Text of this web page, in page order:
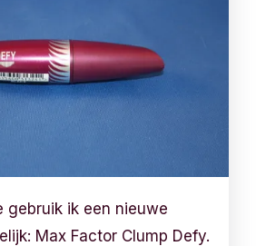
gebruik ik een nieuwe
Max Factor Clump Defy.